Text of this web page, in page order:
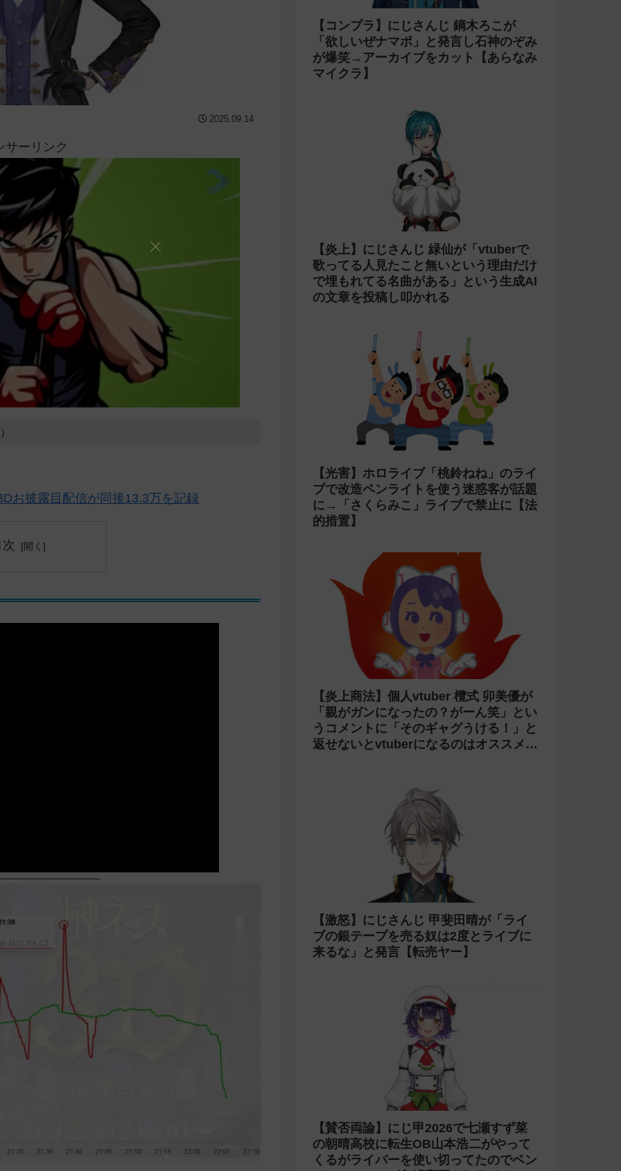
2025.09.14
サーリンク
お披露目配信が同接13.3万を記録
【コンプラ】にじさんじ 鏑木ろこが
「欲しいぜナマポ」と発言し石神のぞみ
が爆笑→アーカイブをカット【あらなみ
マイクラ】
【炎上】にじさんじ 緑仙が「vtuberで
歌ってる人見たこと無いという理由だけ
で埋もれてる名曲がある」という生成AI
の文章を投稿し叩かれる
【光害】ホロライブ「桃鈴ねね」のライ
ブで改造ペンライトを使う迷惑客が話題
に→「さくらみこ」ライブで禁止に【法
的措置】
【炎上商法】個人vtuber 欖式 卯美優が
「親がガンになったの？がーん笑」とい
うコメントに「そのギャグうける！」と
返せないとvtuberになるのはオススメし
【激怒】にじさんじ 甲斐田晴が「ライ
ブの銀テープを売る奴は2度とライブに
来るな」と発言【転売ヤー】
【賛否両論】にじ甲2026で七瀬すず菜
の朝晴高校に転生OB山本浩二がやって
くるがライバーを使い切ってたのでベン